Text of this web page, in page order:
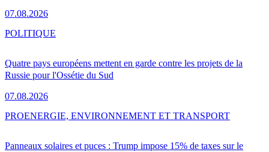
07.08.2026
Quatre pays européens mettent en garde contre les projets de la
Russie pour l'Ossétie du Sud
07.08.2026
POLITIQUE
Panneaux solaires et puces : Trump impose 15% de taxes sur le
PROENERGIE, ENVIRONNEMENT ET TRANSPORT